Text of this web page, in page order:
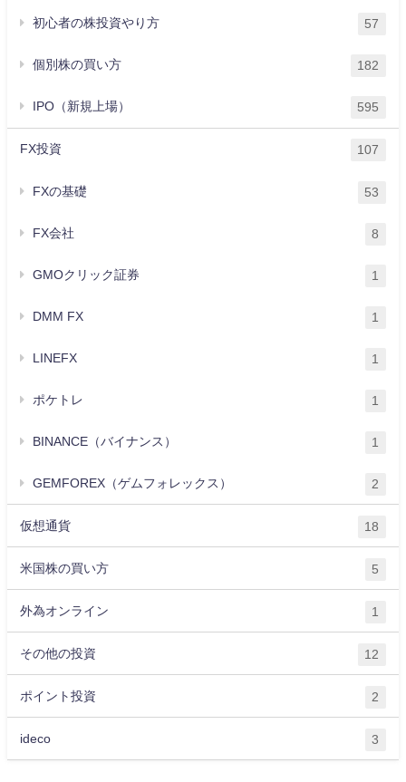
初心者の株投資やり方 57
個別株の買い方 182
IPO（新規上場） 595
FX投資 107
FXの基礎 53
FX会社 8
GMOクリック証券 1
DMM FX 1
LINEFX 1
ポケトレ 1
BINANCE（バイナンス） 1
GEMFOREX（ゲムフォレックス） 2
仮想通貨 18
米国株の買い方 5
外為オンライン 1
その他の投資 12
ポイント投資 2
ideco 3